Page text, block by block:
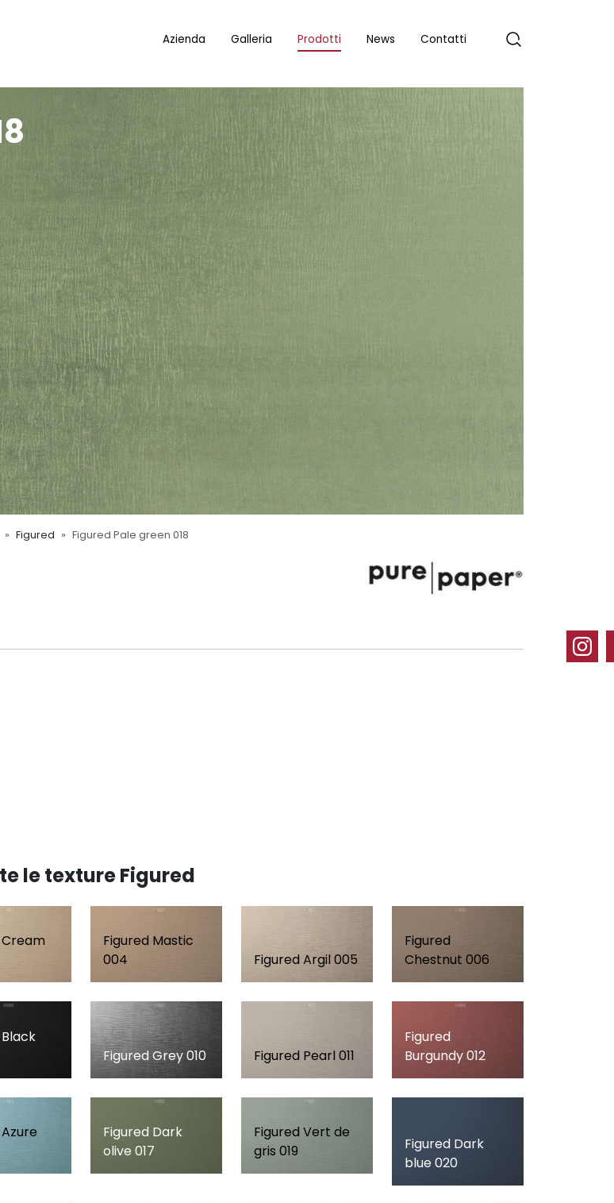
Azienda Galleria Prodotti News Contatti
Figured Figured Pale green 018
le texture Figured
Figured Mastic
004
Figured Argil 005
Figured
Chestnut 006
Figured Grey 010 Figured Pearl 011
Figured
Burgundy 012
Figured Dark
olive 017
Figured Vert de
gris 019
Figured Dark
blue 020